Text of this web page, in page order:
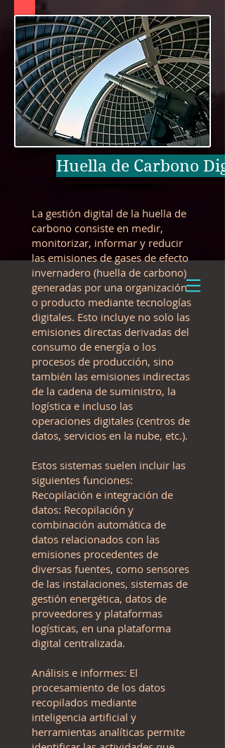
Huella de Carbono
La gestión digital de la huella de
carbono consiste en medir,
monitorizar, informar y reducir
las emisiones de gases de efecto
invernadero (huella de carbono)
generadas por una organización
o producto mediante tecnologías
digitales. Esto incluye no solo las
emisiones directas derivadas del
consumo de energía o los
procesos de producción, sino
también las emisiones indirectas
de la cadena de suministro, la
logística e incluso las
operaciones digitales (centros de
datos, servicios en la nube, etc.).
Estos sistemas suelen incluir las
siguientes funciones:
Recopilación e integración de
datos: Recopilación y
combinación automática de
datos relacionados con las
emisiones procedentes de
diversas fuentes, como sensores
de las instalaciones, sistemas de
gestión energética, datos de
proveedores y plataformas
logísticas, en una plataforma
digital centralizada.
Análisis e informes: El
procesamiento de los datos
recopilados mediante
inteligencia artificial y
herramientas analíticas permite